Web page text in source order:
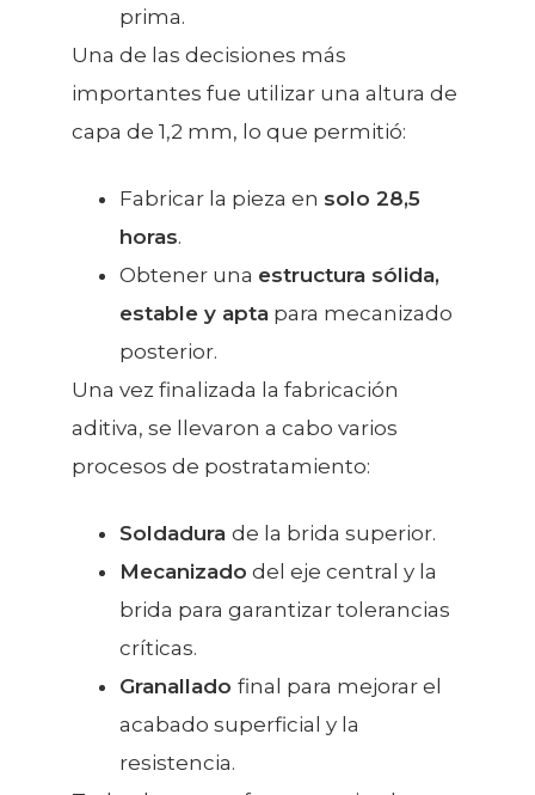
prima.
Una de las decisiones más
importantes fue utilizar una altura de
capa de 1,2 mm, lo que permitió:
Fabricar la pieza en solo 28,5
horas.
Obtener una estructura sólida,
estable y apta para mecanizado
posterior.
Una vez finalizada la fabricación
aditiva, se llevaron a cabo varios
procesos de postratamiento:
Soldadura de la brida superior.
Mecanizado del eje central y la
brida para garantizar tolerancias
críticas.
Granallado final para mejorar el
acabado superficial y la
resistencia.